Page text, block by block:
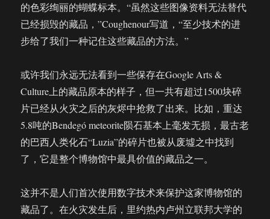
的色彩绚丽的蝴蝶标本。“虽然这些图像资料无法替代
已经损毁的藏品，”Coughenour写道，“至少技术的进
步给了我们一种记住这些藏品的方法。”
或许我们永远无法看到一些保存在Google Arts &
Culture上的藏品原本的样子，但一共有超过1500块碎
片已经从火灾之后的灰烬中抢救了出来。比如，重达
5.8吨的Bendegó meteorite陨石基本上毫发无损，最古老
的巴西人类化石“Luzia”的碎片也被从废墟之中找到
了，它是整个博物馆中最具价值的藏品之一。
这并不是人们首次使用数字技术来保护这家博物馆的
藏品了。在火灾发生后，里约热内卢州立联邦大学的